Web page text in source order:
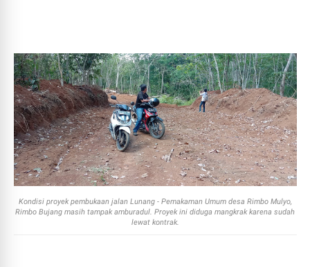
Kondisi proyek pembukaan jalan Lunang - Pemakaman Umum desa Rimbo Mulyo,
Rimbo Bujang masih tampak amburadul. Proyek ini diduga mangkrak karena sudah
lewat kontrak.